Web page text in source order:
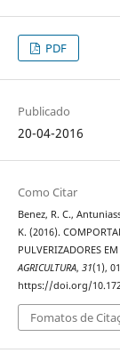
PDF
Publicado
20-04-2016
Como Citar
Benez, R. C.,
K. (2016).
PULVERIZADORES
AGRICULTURA, 31(1),
https://doi.org/
Fomatos de